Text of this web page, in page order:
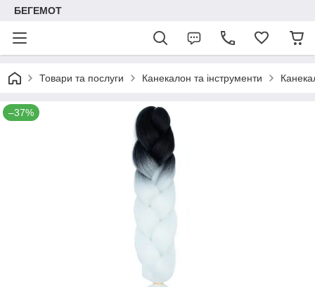
БЕГЕМОТ
Товари та послуги Канекалон та інструменти
–37%